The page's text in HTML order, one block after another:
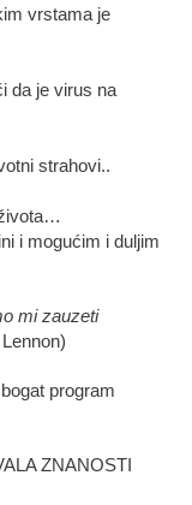
vrstama je
da je virus na
strahovi..
i mogućim i duljim
mi zauzeti
program
ZNANOSTI